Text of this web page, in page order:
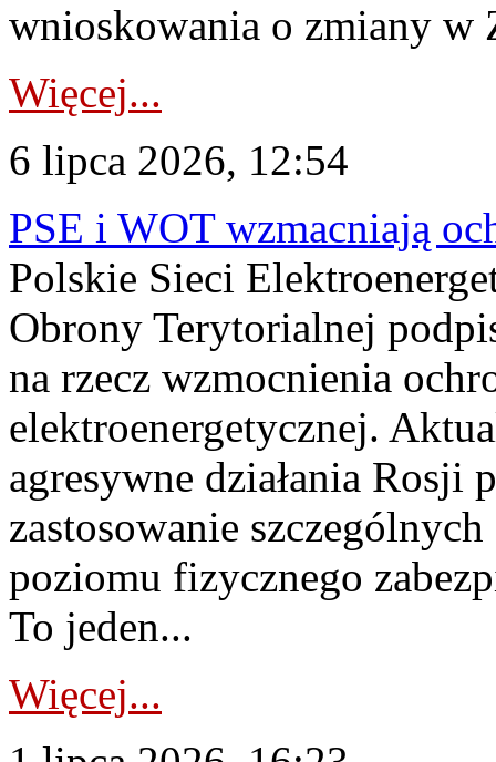
wnioskowania o zmiany w
Więcej...
6 lipca 2026, 12:54
PSE i WOT wzmacniają
Polskie Sieci
Obrony Terytorialnej
na rzecz wzmocnienia
elektroenergetycznej.
agresywne działania Rosji
zastosowanie
poziomu fizycznego
To jeden...
Więcej...